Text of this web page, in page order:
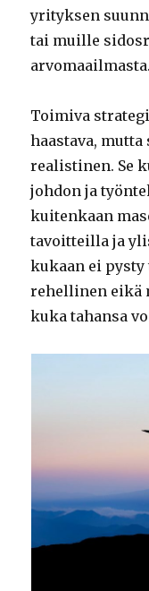
yrityksen
tai muille
arvomaailmasta.
Toimiva
haastava, mutta
realistinen. Se
johdon ja
kuitenkaan
tavoitteilla ja
kukaan ei pysty
rehellinen eikä
kuka tahansa